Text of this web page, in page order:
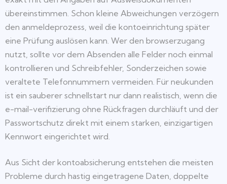
übereinstimmen. Schon kleine Abweichungen verzögern
den anmeldeprozess, weil die kontoeinrichtung später
eine Prüfung auslösen kann. Wer den browserzugang
nutzt, sollte vor dem Absenden alle Felder noch einmal
kontrollieren und Schreibfehler, Sonderzeichen sowie
veraltete Telefonnummern vermeiden. Für neukunden
ist ein sauberer schnellstart nur dann realistisch, wenn die
e-mail-verifizierung ohne Rückfragen durchläuft und der
Passwortschutz direkt mit einem starken, einzigartigen
Kennwort eingerichtet wird.
Aus Sicht der kontoabsicherung entstehen die meisten
Probleme durch hastig eingetragene Daten, doppelte